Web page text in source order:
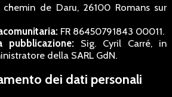
chemin de Daru, 26100 Romans sur
FR 86450791843 00011.
pubblicazione:Sig. Cyril Carré, in
della SARL GdN.
dei dati personali